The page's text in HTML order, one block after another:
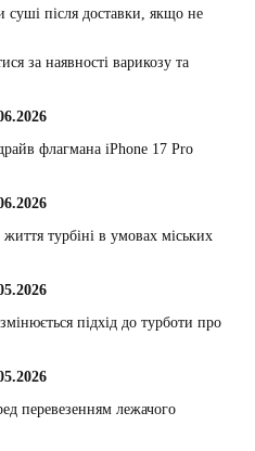
суші після доставки, якщо не
за наявності варикозу та
флагмана iPhone 17 Pro
турбіні в умовах міських
підхід до турботи про
перевезенням лежачого